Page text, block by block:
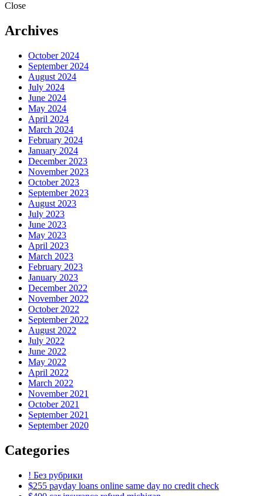
Close
Archives
October 2024
September 2024
August 2024
July 2024
June 2024
May 2024
April 2024
March 2024
February 2024
January 2024
December 2023
November 2023
October 2023
September 2023
August 2023
July 2023
June 2023
May 2023
April 2023
March 2023
February 2023
January 2023
December 2022
November 2022
October 2022
September 2022
August 2022
July 2022
June 2022
May 2022
April 2022
March 2022
November 2021
October 2021
September 2021
September 2020
Categories
! Без рубрики
$255 payday loans online same day no credit check